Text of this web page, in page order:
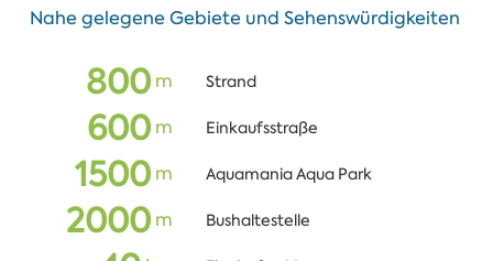
Nahe gelegene Gebiete und Sehenswürdigkeiten
800m Strand
600m Einkaufsstraße
1500m Aquamania Aqua Park
2000m Bushaltestelle